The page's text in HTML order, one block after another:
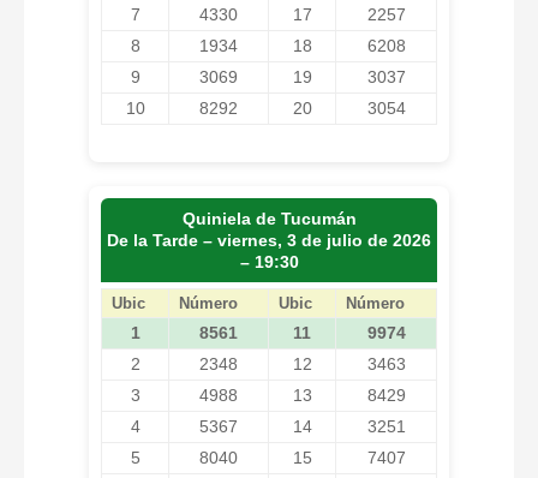
7 4330 17
2257
8
1934 18
6208
9
3069 19
3037
10
8292 20 3054
Quiniela de Tucumán
De la Tarde – viernes, 3 de julio de 2026
– 19:30
Ubic Número Ubic Número
1 8561 11
9974
2
2348 12
3463
3
4988 13
8429
4
5367 14
3251
5
8040 15
7407